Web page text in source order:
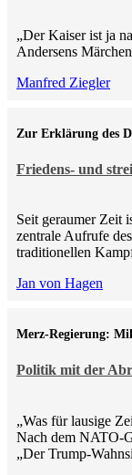
„Der Kaiser ist ja
Andersens
Manfred Ziegler
Friedens- und
Zur Erklärung des
Seit geraumer Zeit
zentrale Aufrufe
traditionellen
Jan von Hagen
Politik mit der
Merz-Regierung:
„Was für lausige
Nach dem NATO-
„Der Trump-